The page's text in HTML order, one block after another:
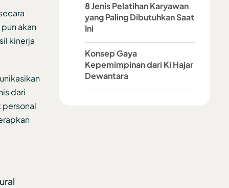
akan
kinerja
dari
personal
8 Jenis Pelatihan Karyawan
yang Paling Dibutuhkan Saat
Ini
Konsep Gaya
Kepemimpinan dari Ki Hajar
Dewantara